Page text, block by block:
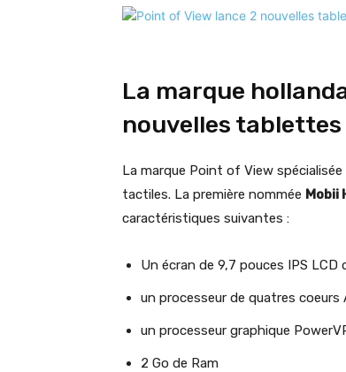
La marque
nouvelles
La marque Point of View
tactiles. La première nommée Mobii
caractéristiques suivantes :
Un écran de 9,7 pouces IPS
un processeur de quatres coeurs
un processeur graphique
2 Go de Ram